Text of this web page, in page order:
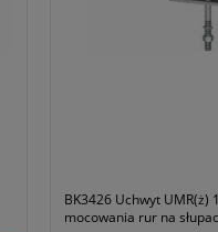
BK3426 Uchwyt UMR(ż)
mocowania rur na